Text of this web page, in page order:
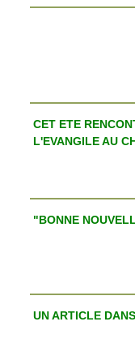
CET ETE
L'EVANGILE AU
"BONNE
UN ARTICLE